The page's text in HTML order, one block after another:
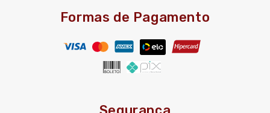
Formas de Pagamento